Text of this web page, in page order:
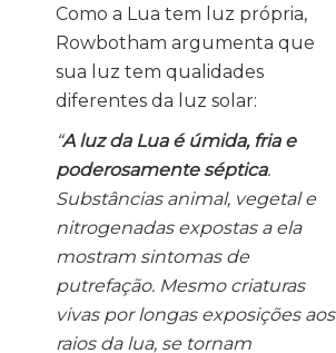
Como a Lua tem luz própria,
Rowbotham argumenta que
sua luz tem qualidades
diferentes da luz solar:
“A luz da Lua é úmida, fria e
poderosamente séptica.
Substâncias animal, vegetal e
nitrogenadas expostas a ela
mostram sintomas de
putrefação. Mesmo criaturas
vivas por longas exposições aos
raios da lua, se tornam